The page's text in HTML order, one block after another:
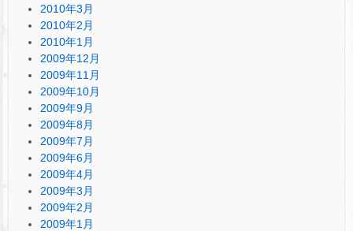
2010年3月
2010年2月
2010年1月
2009年12月
2009年11月
2009年10月
2009年9月
2009年8月
2009年7月
2009年6月
2009年4月
2009年3月
2009年2月
2009年1月